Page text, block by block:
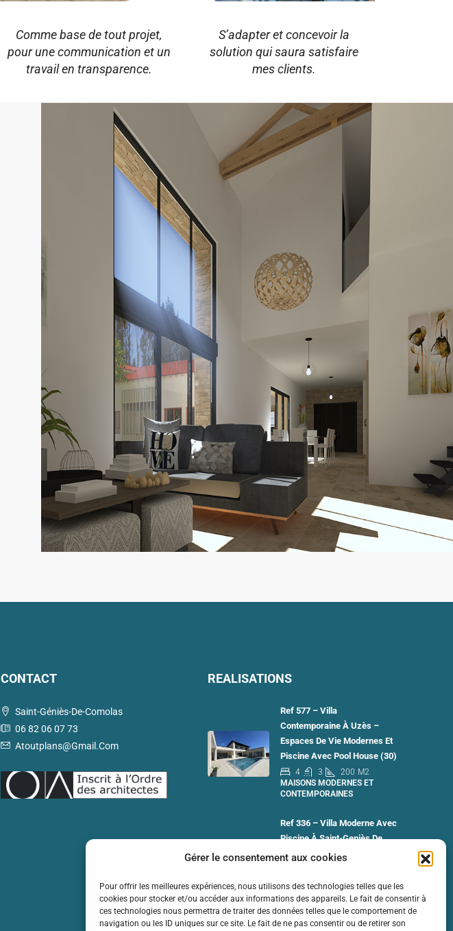
Gérer le consentement aux cookies
Pour offrir les meilleures expériences, nous utilisons des technologies telles que les
cookies pour stocker et/ou accéder aux informations des appareils. Le fait de consentir à
ces technologies nous permettra de traiter des données telles que le comportement de
navigation ou les ID uniques sur ce site. Le fait de ne pas consentir ou de retirer son
Comme base de tout projet,
pour une communication et un
travail en transparence.
S’adapter et concevoir la
solution qui saura satisfaire
mes clients.
CONTACT
Saint-Géniès-De-Comolas
06 82 06 07 73
Atoutplans@gmail.com
REALISATIONS
Ref 577 – Villa
Contemporaine À Uzès –
Espaces De Vie Modernes Et
Piscine Avec Pool House (30)
4 3 200 M2
MAISONS MODERNES ET
CONTEMPORAINES
Ref 336 – Villa Moderne Avec
Piscine À Saint-Geniès De
Comolas : Vue Imprenable
3 2 130 M2
MAISONS MODERNES ET
CONTEMPORAINES